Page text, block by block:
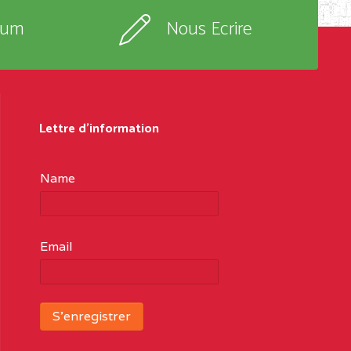
Nous Ecrire
Lettre d'information
Name
Email